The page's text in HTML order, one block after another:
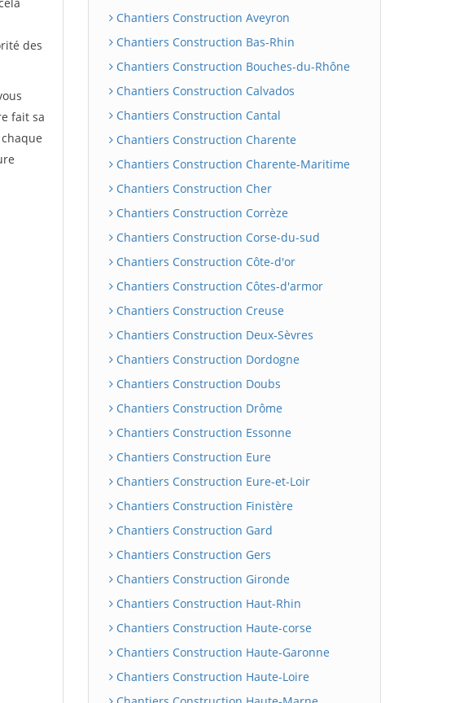
des
fait sa
Chantiers Construction Aveyron
Chantiers Construction Bas-Rhin
Chantiers Construction Bouches-du-Rhône
Chantiers Construction Calvados
Chantiers Construction Cantal
Chantiers Construction Charente
Chantiers Construction Charente-Maritime
Chantiers Construction Cher
Chantiers Construction Corrèze
Chantiers Construction Corse-du-sud
Chantiers Construction Côte-d'or
Chantiers Construction Côtes-d'armor
Chantiers Construction Creuse
Chantiers Construction Deux-Sèvres
Chantiers Construction Dordogne
Chantiers Construction Doubs
Chantiers Construction Drôme
Chantiers Construction Essonne
Chantiers Construction Eure
Chantiers Construction Eure-et-Loir
Chantiers Construction Finistère
Chantiers Construction Gard
Chantiers Construction Gers
Chantiers Construction Gironde
Chantiers Construction Haut-Rhin
Chantiers Construction Haute-corse
Chantiers Construction Haute-Garonne
Chantiers Construction Haute-Loire